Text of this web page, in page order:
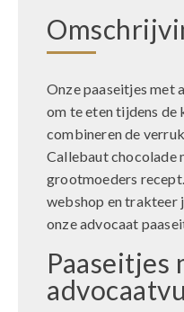
Onze paaseitjes met
om te eten tijdens de
combineren de
Callebaut chocolade
grootmoeders
webshop en trakteer
onze advocaat
Paaseitjes